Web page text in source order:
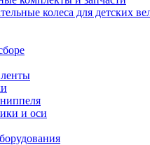
колеса для детских
и оси